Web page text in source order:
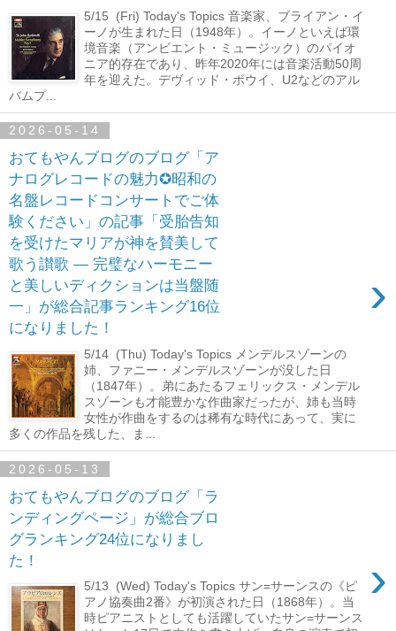
5/15 (Fri) Today's Topics 音楽家、ブライアン・イ
ーノが生まれた日（1948年）。イーノといえば環
境音楽（アンビエント・ミュージック）のパイオ
ニア的存在であり、昨年2020年には音楽活動50周
年を迎えた。デヴィッド・ボウイ、U2などのアル
バムプ...
2026-05-14
おてもやんブログのブログ「ア
ナログレコードの魅力✪昭和の
名盤レコードコンサートでご体
験ください」の記事「受胎告知
を受けたマリアが神を賛美して
歌う讃歌 ― 完璧なハーモニー
と美しいディクションは当盤随
一」が総合記事ランキング16位
になりました！
›
5/14 (Thu) Today's Topics メンデルスゾーンの
姉、ファニー・メンデルスゾーンが没した日
（1847年）。弟にあたるフェリックス・メンデル
スゾーンも才能豊かな作曲家だったが、姉も当時
女性が作曲をするのは稀有な時代にあって、実に
多くの作品を残した、ま...
2026-05-13
おてもやんブログのブログ「ラ
ンディングページ」が総合ブロ
グランキング24位になりまし
た！
›
5/13 (Wed) Today's Topics サン=サーンスの《ピ
アノ協奏曲2番》が初演された日（1868年）。当
時ピアニストとしても活躍していたサン=サーンス